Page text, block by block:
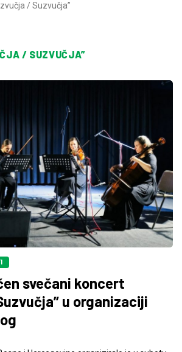
/ Suzvučja”
/ SUZVUČJA”
svečani koncert
u organizaciji